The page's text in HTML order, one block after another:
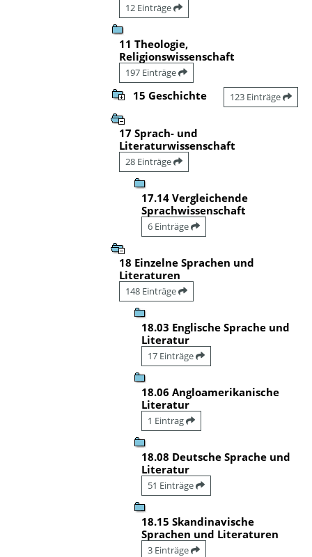
12 Einträge
11 Theologie,
Religionswissenschaft
197 Einträge
15 Geschichte 123 Einträge
17 Sprach- und
Literaturwissenschaft
28 Einträge
17.14 Vergleichende
Sprachwissenschaft
6 Einträge
18 Einzelne Sprachen und
Literaturen
148 Einträge
18.03 Englische Sprache und
Literatur
17 Einträge
18.06 Angloamerikanische
Literatur
1 Eintrag
18.08 Deutsche Sprache und
Literatur
51 Einträge
18.15 Skandinavische
Sprachen und Literaturen
3 Einträge